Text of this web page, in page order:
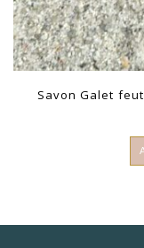
Savon Galet